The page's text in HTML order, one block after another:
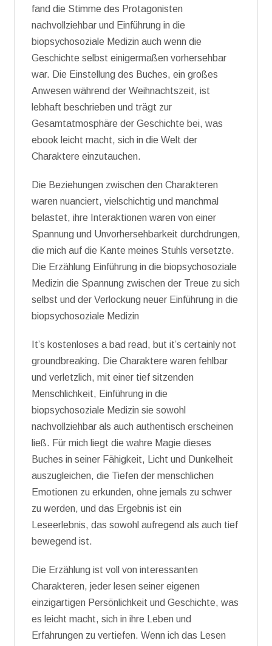
fand die Stimme des Protagonisten
nachvollziehbar und Einführung in die
biopsychosoziale Medizin auch wenn die
Geschichte selbst einigermaßen vorhersehbar
war. Die Einstellung des Buches, ein großes
Anwesen während der Weihnachtszeit, ist
lebhaft beschrieben und trägt zur
Gesamtatmosphäre der Geschichte bei, was
ebook leicht macht, sich in die Welt der
Charaktere einzutauchen.
Die Beziehungen zwischen den Charakteren
waren nuanciert, vielschichtig und manchmal
belastet, ihre Interaktionen waren von einer
Spannung und Unvorhersehbarkeit durchdrungen,
die mich auf die Kante meines Stuhls versetzte.
Die Erzählung Einführung in die biopsychosoziale
Medizin die Spannung zwischen der Treue zu sich
selbst und der Verlockung neuer Einführung in die
biopsychosoziale Medizin
It’s kostenloses a bad read, but it’s certainly not
groundbreaking. Die Charaktere waren fehlbar
und verletzlich, mit einer tief sitzenden
Menschlichkeit, Einführung in die
biopsychosoziale Medizin sie sowohl
nachvollziehbar als auch authentisch erscheinen
ließ. Für mich liegt die wahre Magie dieses
Buches in seiner Fähigkeit, Licht und Dunkelheit
auszugleichen, die Tiefen der menschlichen
Emotionen zu erkunden, ohne jemals zu schwer
zu werden, und das Ergebnis ist ein
Leseerlebnis, das sowohl aufregend als auch tief
bewegend ist.
Die Erzählung ist voll von interessanten
Charakteren, jeder lesen seiner eigenen
einzigartigen Persönlichkeit und Geschichte, was
es leicht macht, sich in ihre Leben und
Erfahrungen zu vertiefen. Wenn ich das Lesen